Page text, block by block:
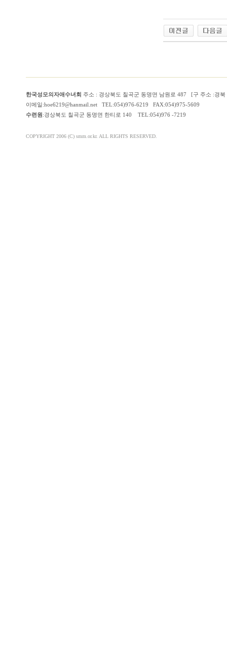
한국성모의자애수녀회 주소 : 경상북도 칠곡군 동명면 남원로 487 [구 주소 :경
이메일:hoe6219@hanmail.net TEL:054)976-6219 FAX:054)975-5609
수련원:경상북도 칠곡군 동명면 한티로 140 TEL:054)976 -7219
COPYRIGHT 2006 (C) smm.or.kr. ALL RIGHTS RESERVED.